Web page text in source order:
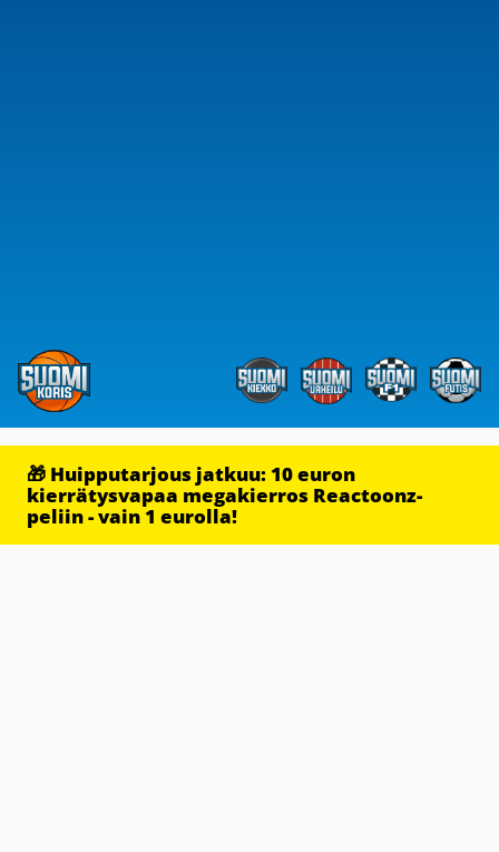
🎁 Huipputarjous jatkuu: 10 euron
kierrätysvapaa megakierros Reactoonz-
peliin - vain 1 eurolla!